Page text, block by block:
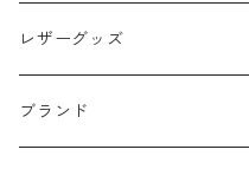
スカート
アウター
レザーグッズ
ブランド